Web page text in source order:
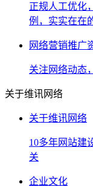
正规人工优化
例，实实在在
网络营销推广
关注网络动态
关于维讯网络
关于维讯网络
10多年网站建
关
企业文化